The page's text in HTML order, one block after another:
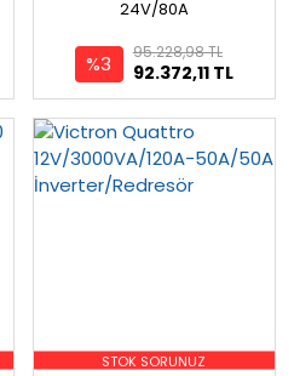
24V/80A
%3 92.372,11 TL
95.228,98 TL
STOK SORUNUZ